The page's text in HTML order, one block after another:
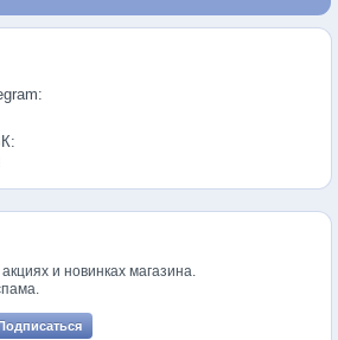
и новинках магазина.